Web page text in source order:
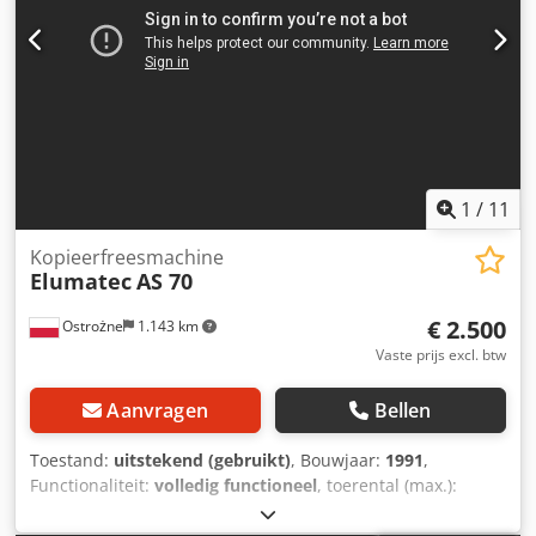
1 / 11
Ostrożne 1.143 km
Kopieerfreesmachine
ElumatecAS 70
€ 2.500
Vaste prijs excl. btw
Aanvragen Bellen
Toestand: uitstekend (gebruikt), Bouwjaar: 1991,
Functionaliteit: volledig functioneel, toerental (max.):
, Technische gegevens – Elumatec AS 70/44 1-